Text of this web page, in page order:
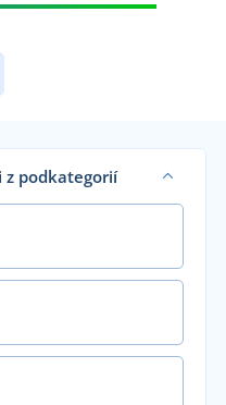
z podkategorií